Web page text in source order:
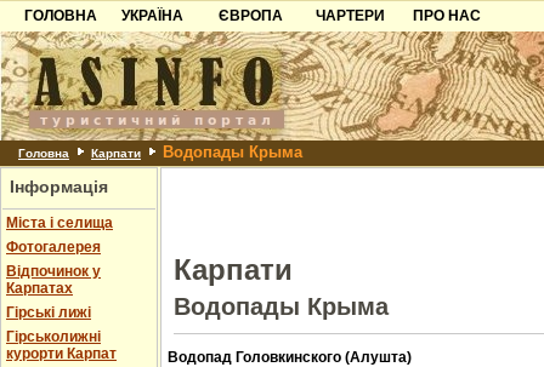
ГОЛОВНА
УКРАЇНА
Карпати
Азов
Причорноморря
Шацьк
ЄВРОПА
Чорногорія
Хорватія
Болгарія
Албанія
ЧАРТЕРИ
ПРО НАС
Контакти
Партнерам
Додати готель
Головна Карпати Водопады Крыма
Інформація
Міста і селища
Фотогалерея
Відпочинок у
Карпатах
Гірські лижі
Гірськолижні
курорти Карпат
Карпати
Водопады Крыма
Водопад Головкинского (Алушта)